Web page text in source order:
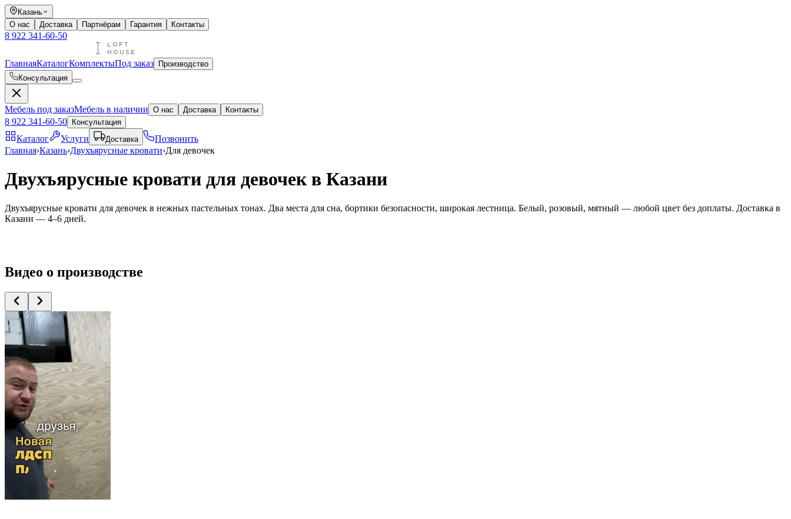
Казань
О нас
Доставка Партнёрам Гарантия Контакты
8 922 341-60-50
ГлавнаяКаталогКомплектыПод заказ
Производство
Консультация
Мебель под заказМебель в наличии О нас Доставка Контакты
8 922 341-60-50 Консультация
Каталог Услуги Доставка
Позвонить
Главная›Казань›Двухъярусные кровати›Для девочек
Двухъярусные кровати для девочек в Казани
Двухъярусные кровати для девочек в нежных пастельных тонах. Два места для сна, бортики безопасности, широкая лестница. Белый, розовый, мятный — любой цвет без доплаты. Доставка в
Казани — 4–6 дней.
Видео о производстве